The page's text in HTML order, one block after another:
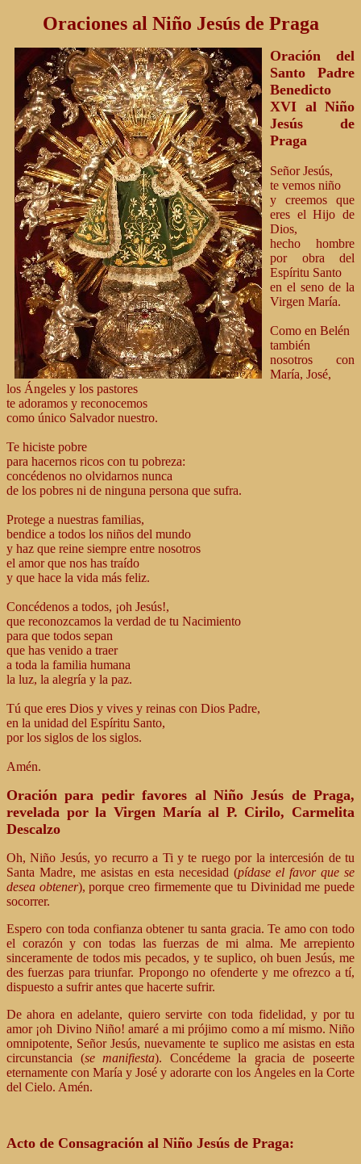
Oraciones al Niño Jesús de Praga
Oración del
Santo Padre
Benedicto
XVI al Niño
Jesús de
Praga
Señor Jesús,
te vemos niño
y creemos que
eres el Hijo de
Dios,
hecho hombre
por obra del
Espíritu Santo
en el seno de la
Virgen María.
Como en Belén
también
nosotros con
María, José,
los Ángeles y los pastores
te adoramos y reconocemos
como único Salvador nuestro.
Te hiciste pobre
para hacernos ricos con tu pobreza:
concédenos no olvidarnos nunca
de los pobres ni de ninguna persona que sufra.
Protege a nuestras familias,
bendice a todos los niños del mundo
y haz que reine siempre entre nosotros
el amor que nos has traído
y que hace la vida más feliz.
Concédenos a todos, ¡oh Jesús!,
que reconozcamos la verdad de tu Nacimiento
para que todos sepan
que has venido a traer
a toda la familia humana
la luz, la alegría y la paz.
Tú que eres Dios y vives y reinas con Dios Padre,
en la unidad del Espíritu Santo,
por los siglos de los siglos.
Amén.
Oración para pedir favores al Niño Jesús de Praga,
revelada por la Virgen María al P. Cirilo, Carmelita
Descalzo
Oh, Niño Jesús, yo recurro a Ti y te ruego por la intercesión de tu
Santa Madre, me asistas en esta necesidad (pídase el favor que se
desea obtener), porque creo firmemente que tu Divinidad me puede
socorrer.
Espero con toda confianza obtener tu santa gracia. Te amo con todo
el corazón y con todas las fuerzas de mi alma. Me arrepiento
sinceramente de todos mis pecados, y te suplico, oh buen Jesús, me
des fuerzas para triunfar. Propongo no ofenderte y me ofrezco a tí,
dispuesto a sufrir antes que hacerte sufrir.
De ahora en adelante, quiero servirte con toda fidelidad, y por tu
amor ¡oh Divino Niño! amaré a mi prójimo como a mí mismo. Niño
omnipotente, Señor Jesús, nuevamente te suplico me asistas en esta
circunstancia (se manifiesta). Concédeme la gracia de poseerte
eternamente con María y José y adorarte con los Ángeles en la Corte
del Cielo. Amén.
Acto de Consagración al Niño Jesús de Praga: